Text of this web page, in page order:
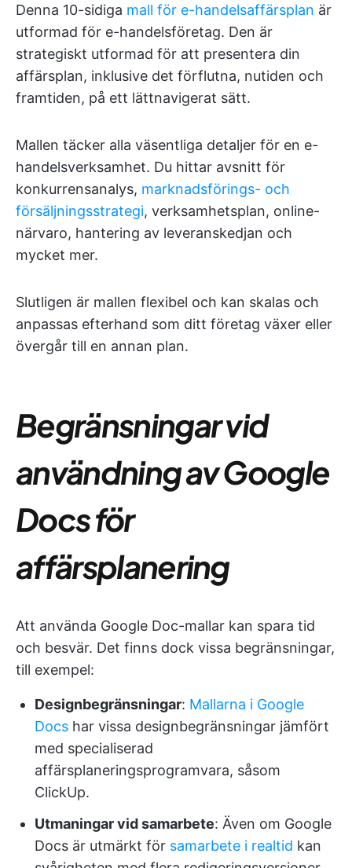
Denna 10-sidiga mall för e-handelsaffärsplan är
utformad för e-handelsföretag. Den är
strategiskt utformad för att presentera din
affärsplan, inklusive det förflutna, nutiden och
framtiden, på ett lättnavigerat sätt.
Mallen täcker alla väsentliga detaljer för en e-
handelsverksamhet. Du hittar avsnitt för
konkurrensanalys, marknadsförings- och
försäljningsstrategi, verksamhetsplan, online-
närvaro, hantering av leveranskedjan och
mycket mer.
Slutligen är mallen flexibel och kan skalas och
anpassas efterhand som ditt företag växer eller
övergår till en annan plan.
Begränsningar vid
användning av Google
Docs för
affärsplanering
Att använda Google Doc-mallar kan spara tid
och besvär. Det finns dock vissa begränsningar,
till exempel:
Designbegränsningar: Mallarna i Google
Docs har vissa designbegränsningar jämfört
med specialiserad
affärsplaneringsprogramvara, såsom
ClickUp.
Utmaningar vid samarbete: Även om Google
Docs är utmärkt för samarbete i realtid kan